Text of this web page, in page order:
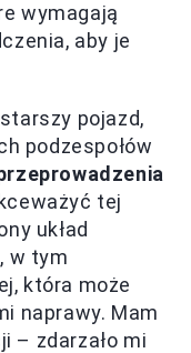
wymagają
aby je
pojazd,
podzespołów
tej
układ
w tym
która może
naprawy. Mam
– zdarzało mi